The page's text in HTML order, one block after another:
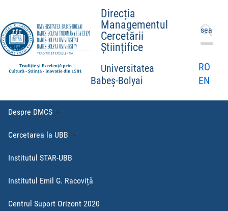
Direcția
Managementul
Cercetării
Științifice
Universitatea
Babeș-Bolyai
Caută
după:
RO
EN
Despre DMCS
Cercetarea la UBB
Institutul STAR-UBB
Institutul Emil G. Racoviță
Centrul Suport Orizont 2020